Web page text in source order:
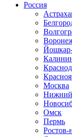
Россия
Москва
Нижний
Омск
Пермь